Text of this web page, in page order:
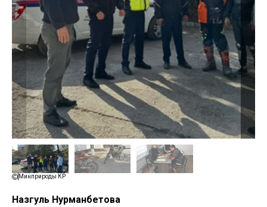
Минприроды КР
Назгуль Нурманбетова